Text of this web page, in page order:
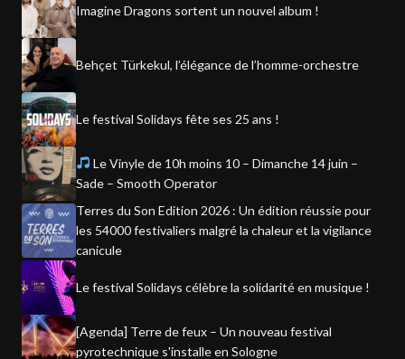
Imagine Dragons sortent un nouvel album !
Behçet Türkekul, l’élégance de l’homme-orchestre
Le festival Solidays fête ses 25 ans !
Le Vinyle de 10h moins 10 – Dimanche 14 juin –
Sade – Smooth Operator
Terres du Son Edition 2026 : Un édition réussie pour
les 54000 festivaliers malgré la chaleur et la vigilance
canicule
Le festival Solidays célèbre la solidarité en musique !
[Agenda] Terre de feux – Un nouveau festival
pyrotechnique s'installe en Sologne